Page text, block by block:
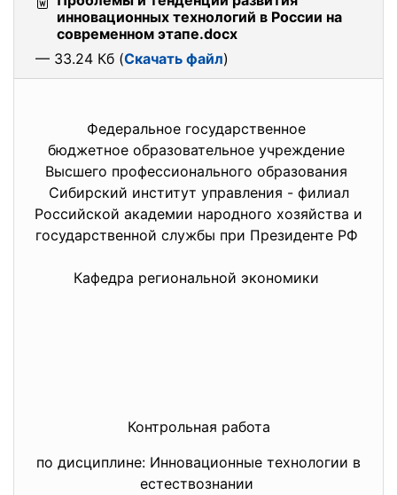
инновационных технологий в России на
современном этапе.docx
— 33.24 Кб (Скачать файл)
Федеральное государственное
бюджетное образовательное учреждение
Высшего профессионального образования
Сибирский институт управления - филиал
Российской академии народного хозяйства и
государственной службы при Президенте РФ
Кафедра региональной экономики
Контрольная работа
по дисциплине: Инновационные технологии в
естествознании